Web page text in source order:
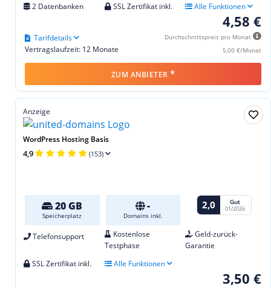
2 Datenbanken SSL Zertifikat inkl. Alle Funktionen
4,58 €
Durchschnittspreis pro Monat
5,00 €/Monat
Vertragslaufzeit: 12 Monate
Tarifdetails
ZUM ANBIETER *
Anzeige
WordPress Hosting Basis
4,9 (153)
20 GB
Speicherplatz
-
Domains inkl.
2,0 Gut
01/2026
Telefonsupport
Kostenlose
Testphase
Geld-zurück-
Garantie
SSL Zertifikat inkl.
Alle Funktionen
3,50 €